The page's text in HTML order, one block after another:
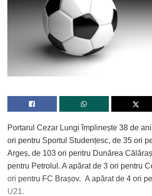
Portarul Cezar Lungi împlinește 38 de
ori pentru Sportul Studențesc, de 35 ori
Argeș, de 103 ori pentru Dunărea
pentru Petrolul. A apărat de 3 ori pentru
ori pentru FC Brașov. A apărat de 4 ori
U21.